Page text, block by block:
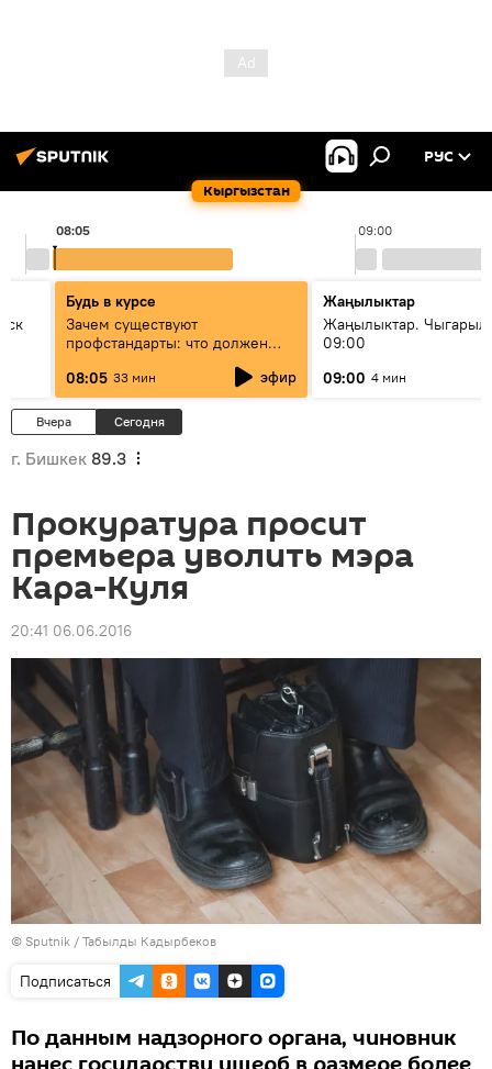
Кыргызстан
РУС
09:00
08:05
Будь в курсе
Зачем существуют
профстандарты: что должен
знать каждый специалист о
своей профессии
08:05 33 мин эфир
Жаңылыктар
Жаңылыктар.
09:00
09:00 4 мин
Вчера Сегодня
г. Бишкек 89.3
Прокуратура просит
премьера уволить мэра
Кара-Куля
20:41 06.06.2016
© Sputnik / Табылды Кадырбеков
Подписаться
По данным надзорного органа, чиновник